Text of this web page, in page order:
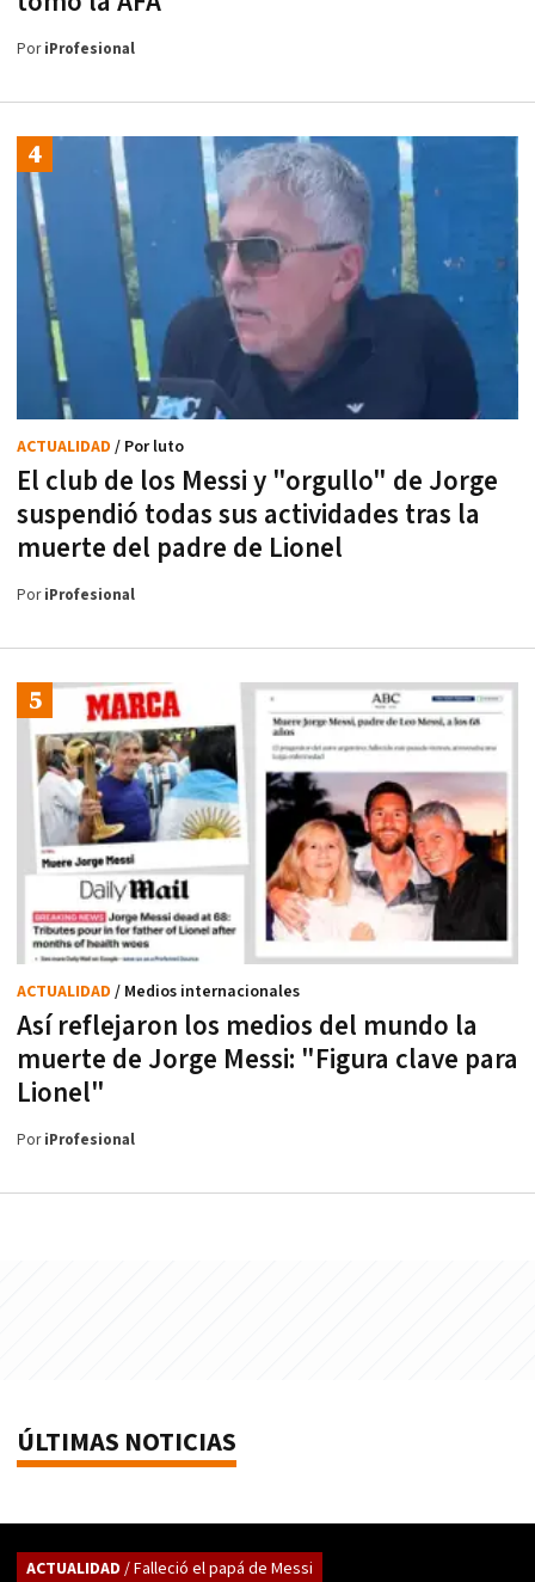
PoriProfesional
El club de los Messi y "orgullo" de Jorge
suspendió todas sus actividades tras la
muerte del padre de Lionel
ACTUALIDAD / Por luto
PoriProfesional
Así reflejaron los medios del mundo la
muerte de Jorge Messi: "Figura clave para
Lionel"
ACTUALIDAD / Medios internacionales
PoriProfesional
ÚLTIMAS NOTICIAS
ACTUALIDAD / Falleció el papá de Messi